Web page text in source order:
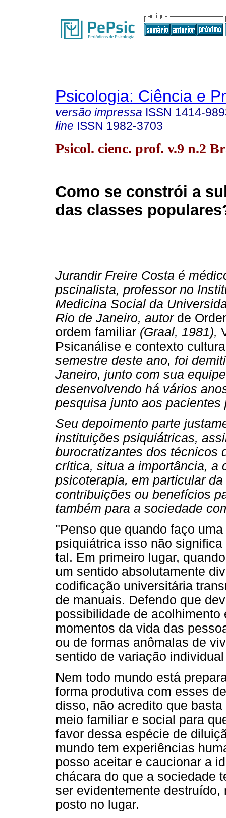
Psicologia: Ciência e
versão impressa ISSN 1414-
line ISSN 1982-3703
Psicol. cienc. prof. v.9 n.2
Como se constrói a
das classes
Jurandir Freire Costa é
pscinalista, professor no
Medicina Social da
Rio de Janeiro, autorde
ordem familiar (Graal, 1981),
Psicanálise e contexto
semestre deste ano, foi
Janeiro, junto com sua
desenvolvendo há vários
pesquisa junto aos
Seu depoimento parte
instituições psiquiátricas,
burocratizantes dos técnicos
crítica, situa a importância, a
psicoterapia, em particular
contribuições ou benefícios
também para a sociedade
"Penso que quando faço
psiquiátrica isso não
tal. Em primeiro lugar,
um sentido absolutamente
codificação universitária
de manuais. Defendo que
possibilidade de
momentos da vida das
ou de formas anômalas de
sentido de variação
Nem todo mundo está
forma produtiva com esses
disso, não acredito que
meio familiar e social para
favor dessa espécie de
mundo tem experiências
posso aceitar e caucionar a
chácara do que a sociedade
ser evidentemente
posto no lugar.